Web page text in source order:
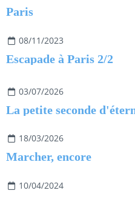
Paris
08/11/2023
Escapade à Paris 2/2
03/07/2026
La petite seconde
18/03/2026
Marcher, encore
10/04/2024